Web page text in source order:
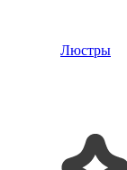
Люстры